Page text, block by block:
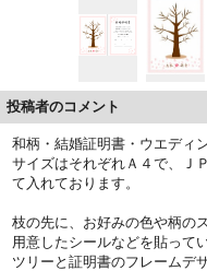
投稿者のコメント
和柄・結婚証明書・ウエディ
サイズはそれぞれＡ４で、Ｊ
て入れております。
枝の先に、お好みの色や柄の
用意したシールなどを貼って
ツリーと証明書のフレームデ